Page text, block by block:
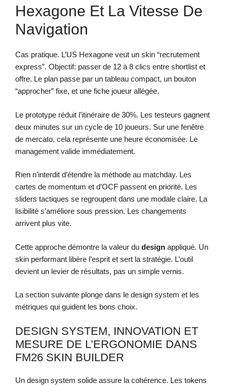
Hexagone Et La Vitesse De
Navigation
Cas pratique. L’US Hexagone veut un skin “recrutement
express”. Objectif: passer de 12 à 8 clics entre shortlist et
offre. Le plan passe par un tableau compact, un bouton
“approcher” fixe, et une fiche joueur allégée.
Le prototype réduit l’itinéraire de 30%. Les testeurs gagnent
deux minutes sur un cycle de 10 joueurs. Sur une fenêtre
de mercato, cela représente une heure économisée. Le
management valide immédiatement.
Rien n’interdit d’étendre la méthode au matchday. Les
cartes de momentum et d’OCF passent en priorité. Les
sliders tactiques se regroupent dans une modale claire. La
lisibilité s’améliore sous pression. Les changements
arrivent plus vite.
Cette approche démontre la valeur du design appliqué. Un
skin performant libère l’esprit et sert la stratégie. L’outil
devient un levier de résultats, pas un simple vernis.
La section suivante plonge dans le design system et les
métriques qui guident les bons choix.
DESIGN SYSTEM, INNOVATION ET
MESURE DE L’ERGONOMIE DANS
FM26 SKIN BUILDER
Un design system solide assure la cohérence. Les tokens